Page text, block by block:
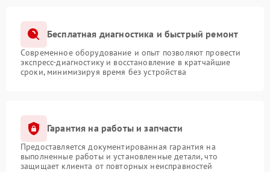
Бесплатная диагностика и быстрый ремонт
Современное оборудование и опыт позволяют провести
экспресс-диагностику и восстановление в кратчайшие
сроки, минимизируя время без устройства
Гарантия на работы и запчасти
Предоставляется документированная гарантия на
выполненные работы и установленные детали, что
защищает клиента от повторных неисправностей